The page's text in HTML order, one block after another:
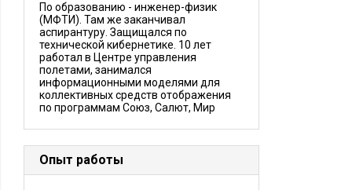
По образованию - инженер-физик
(МФТИ). Там же заканчивал
аспирантуру. Защищался по
технической кибернетике. 10 лет
работал в Центре управления
полетами, занимался
информационными моделями для
коллективных средств отображения
по программам Союз, Салют, Мир
Опыт работы